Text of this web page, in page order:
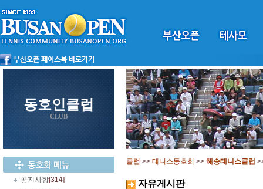
동호인클럽
CLUB
공지사항[314]
클럽 >> 테니스동호회 >> 해송테니스클럽
자유게시판